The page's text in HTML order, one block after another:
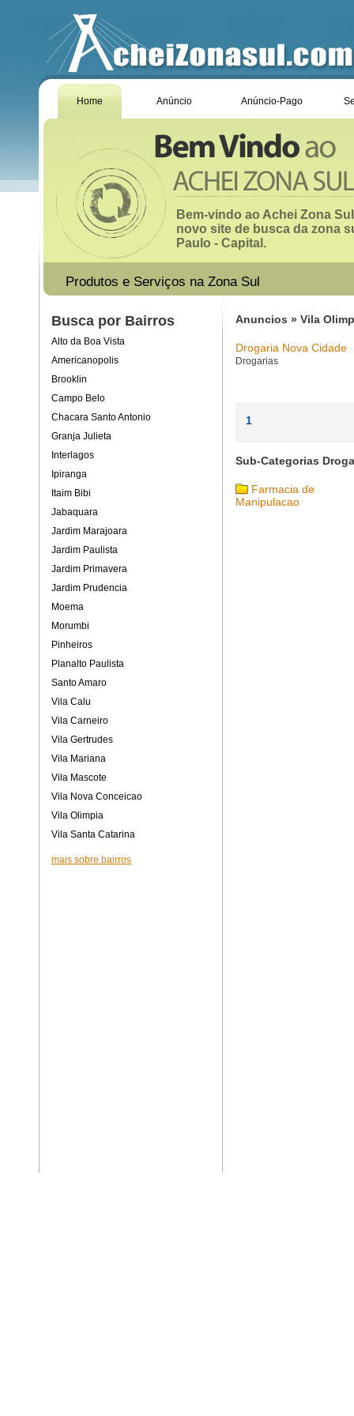
Home Anúncio Anúncio-Pago
Bem-vindo ao Achei Zona
novo site de busca da zona
Paulo - Capital.
Produtos e Serviços na Zona Sul
Busca por Bairros
Alto da Boa Vista
Americanopolis
Brooklin
Campo Belo
Chacara Santo Antonio
Granja Julieta
Interlagos
Ipiranga
Itaim Bibi
Jabaquara
Jardim Marajoara
Jardim Paulista
Jardim Primavera
Jardim Prudencia
Moema
Morumbi
Pinheiros
Planalto Paulista
Santo Amaro
Vila Calu
Vila Carneiro
Vila Gertrudes
Vila Mariana
Vila Mascote
Vila Nova Conceicao
Vila Olimpia
Vila Santa Catarina
mais sobre bairros
Anuncios » Vila
Drogaria Nova Cidade
Drogarias
1
Sub-Categorias
Farmacia de
Manipulacao